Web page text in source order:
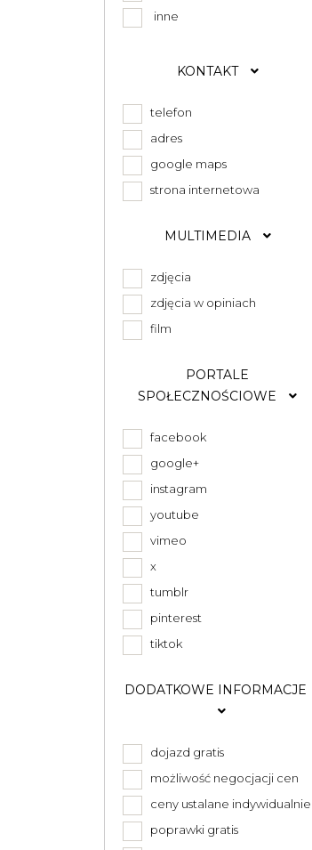
inne
KONTAKT
telefon
adres
google maps
strona internetowa
MULTIMEDIA
zdjęcia
zdjęcia w opiniach
film
PORTALE
SPOŁECZNOŚCIOWE
facebook
google+
instagram
youtube
vimeo
x
tumblr
pinterest
tiktok
DODATKOWE INFORMACJE
dojazd gratis
możliwość negocjacji cen
ceny ustalane indywidualnie
poprawki gratis